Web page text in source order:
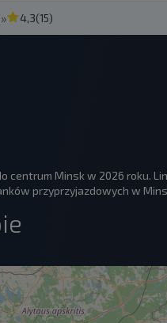
4,3(15)
centrum Minsk w 2026
przyprzyjazdowych w